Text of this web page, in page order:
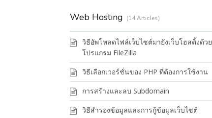
Web Hosting 14 Articles
วิธีอัพโหลดไฟล์เว็บไซต์มายังเว็บโฮสติ้งด้วย
โปรแกรม FileZilla
วิธีเลือกเวอร์ชั่นของ PHP ที่ต้องการใช้งาน
การสร้างและลบ Subdomain
วิธีสำรองข้อมูลและการกู้ข้อมูลเว็บไซต์